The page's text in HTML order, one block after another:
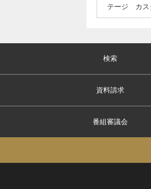
テージ カス
検索
資料請求
番組審議会